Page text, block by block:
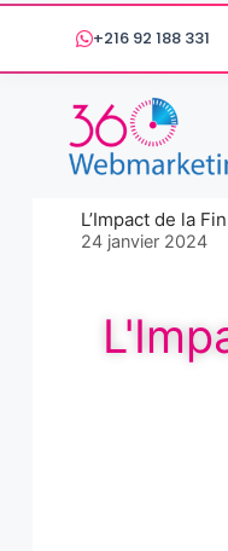
+216 92 188 331
L’Impact de la
24 janvier 2024